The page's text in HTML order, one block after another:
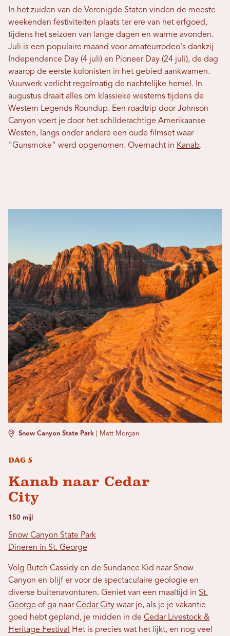
In het zuiden van de Verenigde Staten vinden de meeste
weekenden festiviteiten plaats ter ere van het erfgoed,
tijdens het seizoen van lange dagen en warme avonden.
Juli is een populaire maand voor amateurrodeo's dankzij
Independence Day (4 juli) en Pioneer Day (24 juli), de dag
waarop de eerste kolonisten in het gebied aankwamen.
Vuurwerk verlicht regelmatig de nachtelijke hemel. In
augustus draait alles om klassieke westerns tijdens de
Western Legends Roundup. Een roadtrip door Johnson
Canyon voert je door het schilderachtige Amerikaanse
Westen, langs onder andere een oude filmset waar
"Gunsmoke" werd opgenomen. Overnacht in Kanab.
Snow Canyon State Park Matt Morgan
Dag 5
Kanab naar Cedar
City
150 mijl
Snow Canyon State Park
Dineren in St. George
Volg Butch Cassidy en de Sundance Kid naar Snow
Canyon en blijf er voor de spectaculaire geologie en
diverse buitenavonturen. Geniet van een maaltijd in St.
George of ga naarCedar City waar je, als je je vakantie
goed hebt gepland, je midden in de Cedar Livestock &
Heritage Festival
Het is precies wat het lijkt, en nog veel